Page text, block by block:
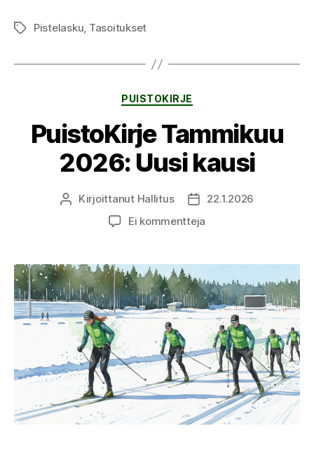
Avainsanat
Pistelasku, Tasoitukset
Kategoriat
PUISTOKIRJE
PuistoKirje Tammikuu
2026: Uusi kausi
Kirjoittaja
Kirjoittanut Hallitus Julkaisupäivämäärä
22.1.2026
Ei kommentteja
2026:
Uusi
kausi